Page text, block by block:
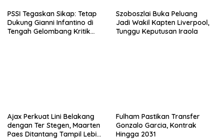
PSSI Tegaskan Sikap: Tetap
Dukung Gianni Infantino di
Tengah Gelombang Kritik
Szoboszlai Buka Peluang
Jadi Wakil Kapten Liverpool,
Tunggu Keputusan Iraola
Ajax Perkuat Lini Belakang
dengan Ter Stegen, Maarten
Paes Ditantang Tampil Lebih
Fulham Pastikan Transfer
Gonzalo Garcia, Kontrak
Hingga 2031